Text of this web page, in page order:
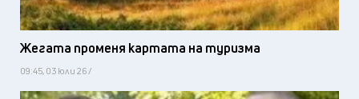
Жегата променя картата на туризма
09:45, 03 юли 26 /